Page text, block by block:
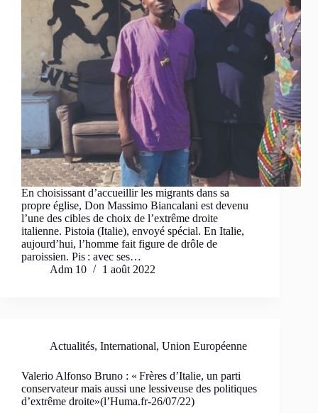
En choisissant d’accueillir les migrants dans sa
propre église, Don Massimo Biancalani est devenu
l’une des cibles de choix de l’extrême droite
italienne. Pistoia (Italie), envoyé spécial. En Italie,
aujourd’hui, l’homme fait figure de drôle de
paroissien. Pis : avec ses…
Adm 10
1 août 2022
Actualités, International, Union Européenne
Valerio Alfonso Bruno : « Frères d’Italie, un parti
conservateur mais aussi une lessiveuse des politiques
d’extrême droite»(l’Huma.fr-26/07/22)